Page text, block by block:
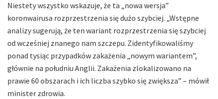
Niestety wszystko wskazuje, że ta „nowa wersja”
koronwairusa rozprzestrzenia się dużo szybciej. „Wstępne
analizy sugerują, że ten wariant rozprzestrzenia się szybciej
od wcześniej znanego nam szczepu. Zidentyfikowaliśmy
ponad tysiąc przypadków zakażenia „nowym wariantem”,
głównie na południu Anglii. Zakażenia zlokalizowano na
prawie 60 obszarach i ich liczba szybko się zwiększa” – mówił
minister zdrowia.